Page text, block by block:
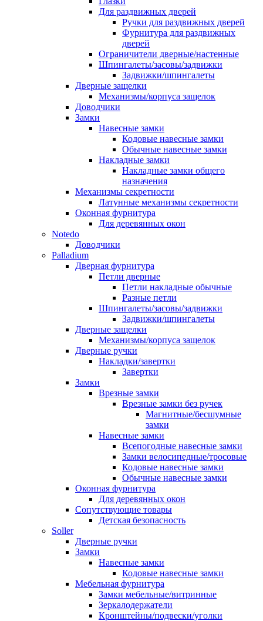
Для раздвижных дверей
Ручки для раздвижных дверей
Фурнитура для раздвижных
дверей
Ограничители дверные/настенные
Шпингалеты/засовы/задвижки
Задвижки/шпингалеты
Дверные защелки
Механизмы/корпуса защелок
Доводчики
Замки
Навесные замки
Кодовые навесные замки
Обычные навесные замки
Накладные замки
Накладные замки общего
назначения
Механизмы секретности
Латунные механизмы секретности
Оконная фурнитура
Для деревянных окон
Notedo
Доводчики
Palladium
Дверная фурнитура
Петли дверные
Петли накладные обычные
Разные петли
Шпингалеты/засовы/задвижки
Задвижки/шпингалеты
Дверные защелки
Механизмы/корпуса защелок
Дверные ручки
Накладки/завертки
Завертки
Замки
Врезные замки
Врезные замки без ручек
Магнитные/бесшумные
замки
Навесные замки
Всепогодные навесные замки
Замки велосипедные/тросовые
Кодовые навесные замки
Обычные навесные замки
Оконная фурнитура
Для деревянных окон
Сопутствующие товары
Детская безопасность
Soller
Дверные ручки
Замки
Навесные замки
Кодовые навесные замки
Мебельная фурнитура
Замки мебельные/витринные
Зеркалодержатели
Кронштейны/подвески/уголки